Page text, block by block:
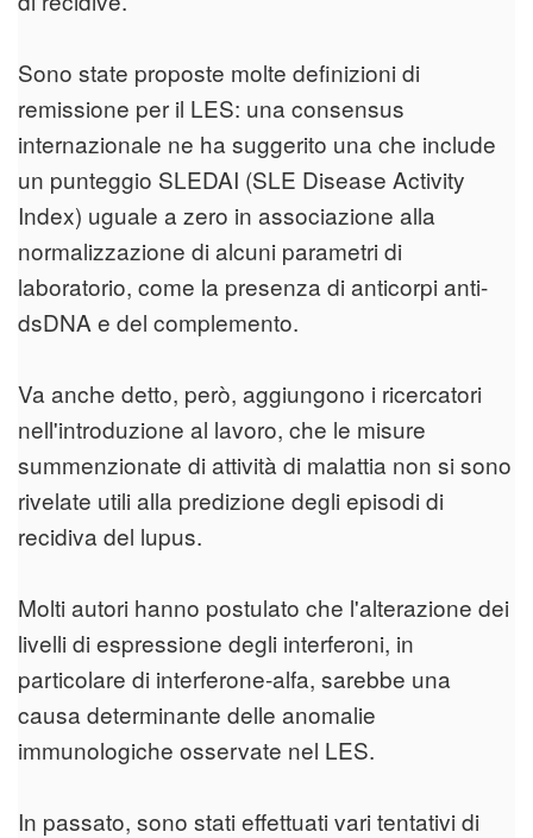
Sono state proposte molte definizioni di
remissione per il LES: una consensus
internazionale ne ha suggerito una che include
un punteggio SLEDAI (SLE Disease Activity
Index) uguale a zero in associazione alla
normalizzazione di alcuni parametri di
laboratorio, come la presenza di anticorpi anti-
dsDNA e del complemento.
Va anche detto, però, aggiungono i ricercatori
nell'introduzione al lavoro, che le misure
summenzionate di attività di malattia non si sono
rivelate utili alla predizione degli episodi di
recidiva del lupus.
Molti autori hanno postulato che l'alterazione dei
livelli di espressione degli interferoni, in
particolare di interferone-alfa, sarebbe una
causa determinante delle anomalie
immunologiche osservate nel LES.
In passato, sono stati effettuati vari tentativi di